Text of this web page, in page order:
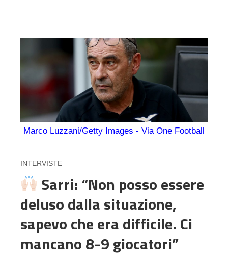
Marco Luzzani/Getty Images - Via One Football
INTERVISTE
Sarri: “Non posso essere
deluso dalla situazione,
sapevo che era difficile. Ci
mancano 8-9 giocatori”